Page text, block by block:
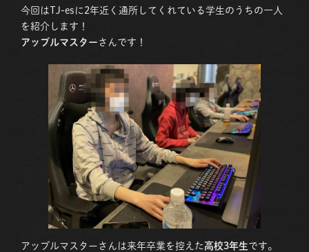
今回はTJ-esに2年近く通所してくれている学生のうちの一人
を紹介します！
アップルマスター さんです！
アップルマスターさんは来年卒業を控えた 高校3年生です。